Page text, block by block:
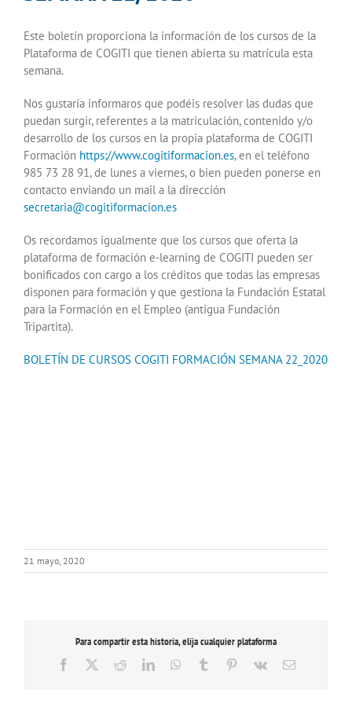
Este boletín proporciona la información de los cursos de la
Plataforma de COGITI que tienen abierta su matrícula esta
semana.
Nos gustaría informaros que podéis resolver las dudas que
puedan surgir, referentes a la matriculación, contenido y/o
desarrollo de los cursos en la propia plataforma de COGITI
Formación https://www.cogitiformacion.es, en el teléfono
985 73 28 91, de lunes a viernes, o bien pueden ponerse en
contacto enviando un mail a la dirección
secretaria@cogitiformacion.es
Os recordamos igualmente que los cursos que oferta la
plataforma de formación e-learning de COGITI pueden ser
bonificados con cargo a los créditos que todas las empresas
disponen para formación y que gestiona la Fundación Estatal
para la Formación en el Empleo (antigua Fundación
Tripartita).
BOLETÍN DE CURSOS COGITI FORMACIÓN SEMANA 22_2020
21 mayo, 2020
Para compartir esta historia, elija cualquier plataforma
Facebook RedditLinkedInWhatsApp
Tumblr Pinterest
Vk
Correo